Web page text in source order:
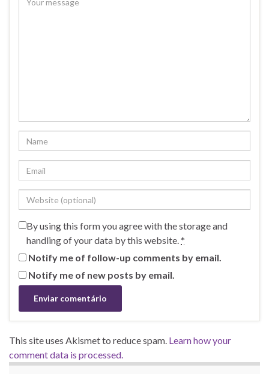
By using this form you agree with the storage and
handling of your data by this website.*
Notify me of follow-up comments by email.
Notify me of new posts by email.
This site uses Akismet to reduce spam. Learn how your
comment data is processed.